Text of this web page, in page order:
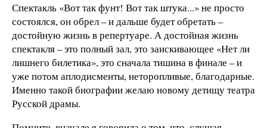
Спектакль «Вот так фунт! Вот так штука...» не просто
состоялся, он обрел – и дальше будет обретать –
достойную жизнь в репертуаре. А достойная жизнь
спектакля – это полный зал, это заискивающее «Нет ли
лишнего билетика», это сначала тишина в финале – и
уже потом аплодисменты, неторопливые, благодарные.
Именно такой биографии желаю новому детищу театра
Русской драмы.